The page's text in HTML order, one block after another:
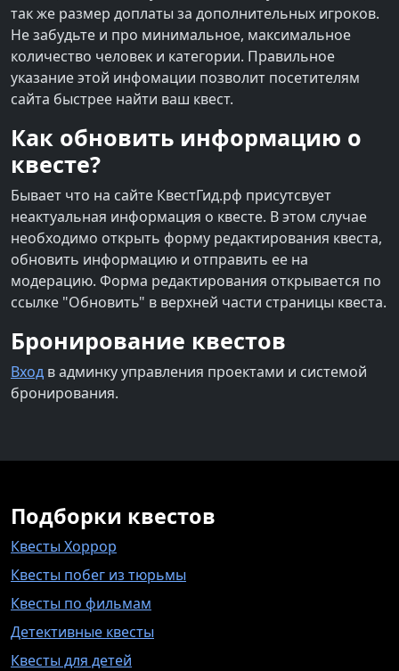
так же размер доплаты за дополнительных игроков.
Не забудьте и про минимальное, максимальное
количество человек и категории. Правильное
указание этой инфомации позволит посетителям
сайта быстрее найти ваш квест.
Как обновить информацию о
квесте?
Бывает что на сайте КвестГид.рф присутсвует
неактуальная информация о квесте. В этом случае
необходимо открыть форму редактирования квеста,
обновить информацию и отправить ее на
модерацию. Форма редактирования открывается по
ссылке "Обновить" в верхней части страницы квеста.
Бронирование квестов
Вход в админку управления проектами и системой
бронирования.
Подборки квестов
Квесты Хоррор
Квесты побег из тюрьмы
Квесты по фильмам
Детективные квесты
Квесты для детей